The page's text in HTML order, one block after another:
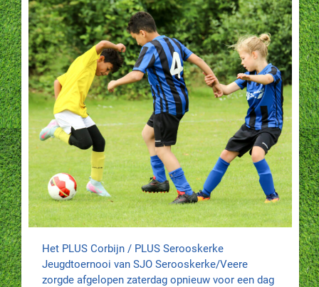
Het PLUS Corbijn / PLUS Serooskerke
Jeugdtoernooi van SJO Serooskerke/Veere
zorgde afgelopen zaterdag opnieuw voor een dag